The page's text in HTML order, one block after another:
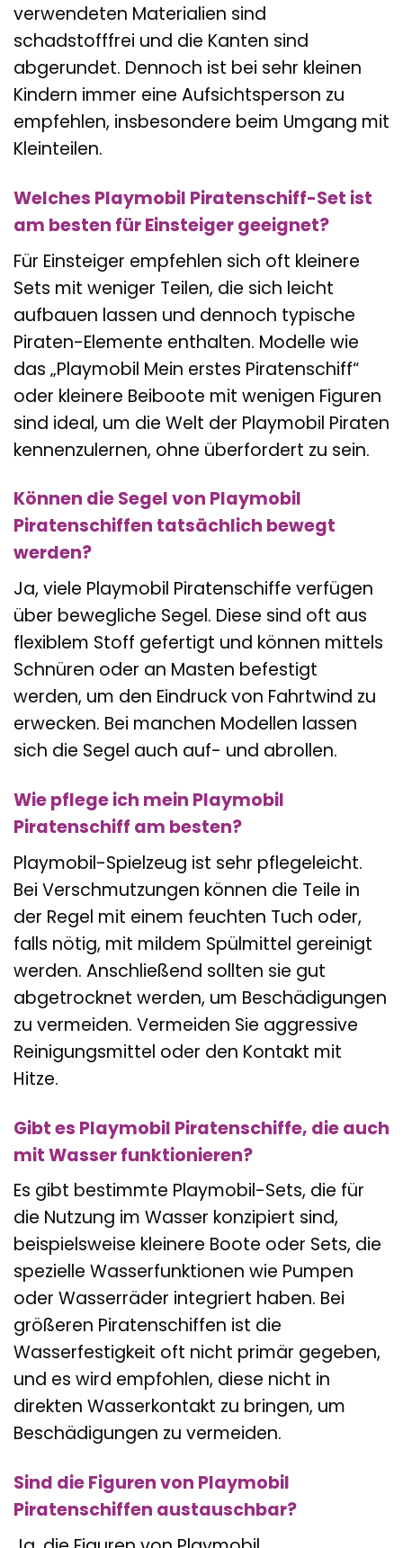
verwendeten Materialien sind
schadstofffrei und die Kanten sind
abgerundet. Dennoch ist bei sehr kleinen
Kindern immer eine Aufsichtsperson zu
empfehlen, insbesondere beim Umgang mit
Kleinteilen.
Welches Playmobil Piratenschiff-Set ist
am besten für Einsteiger geeignet?
Für Einsteiger empfehlen sich oft kleinere
Sets mit weniger Teilen, die sich leicht
aufbauen lassen und dennoch typische
Piraten-Elemente enthalten. Modelle wie
das „Playmobil Mein erstes Piratenschiff“
oder kleinere Beiboote mit wenigen Figuren
sind ideal, um die Welt der Playmobil Piraten
kennenzulernen, ohne überfordert zu sein.
Können die Segel von Playmobil
Piratenschiffen tatsächlich bewegt
werden?
Ja, viele Playmobil Piratenschiffe verfügen
über bewegliche Segel. Diese sind oft aus
flexiblem Stoff gefertigt und können mittels
Schnüren oder an Masten befestigt
werden, um den Eindruck von Fahrtwind zu
erwecken. Bei manchen Modellen lassen
sich die Segel auch auf- und abrollen.
Wie pflege ich mein Playmobil
Piratenschiff am besten?
Playmobil-Spielzeug ist sehr pflegeleicht.
Bei Verschmutzungen können die Teile in
der Regel mit einem feuchten Tuch oder,
falls nötig, mit mildem Spülmittel gereinigt
werden. Anschließend sollten sie gut
abgetrocknet werden, um Beschädigungen
zu vermeiden. Vermeiden Sie aggressive
Reinigungsmittel oder den Kontakt mit
Hitze.
Gibt es Playmobil Piratenschiffe, die auch
mit Wasser funktionieren?
Es gibt bestimmte Playmobil-Sets, die für
die Nutzung im Wasser konzipiert sind,
beispielsweise kleinere Boote oder Sets, die
spezielle Wasserfunktionen wie Pumpen
oder Wasserräder integriert haben. Bei
größeren Piratenschiffen ist die
Wasserfestigkeit oft nicht primär gegeben,
und es wird empfohlen, diese nicht in
direkten Wasserkontakt zu bringen, um
Beschädigungen zu vermeiden.
Sind die Figuren von Playmobil
Piratenschiffen austauschbar?